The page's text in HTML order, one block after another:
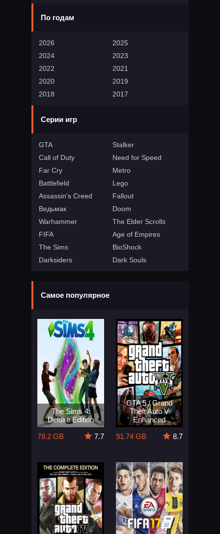
По годам
2026
2025
2024
2023
2022
2021
2020
2019
2018
2017
Серии игр
GTA
Stalker
Call of Duty
Need for Speed
Far Cry
Metro
Battlefield
Lego
Assassin's Creed
Fallout
Ведьмак
Doom
Warhammer
The Elder Scrolls
FIFA
Age of Empires
The Sims
BioShock
Darksiders
Dark Souls
Самое популярное
The Sims 4:
Deluxe Edition
78.2 GB
7.7
GTA 5 / Grand
Theft Auto V
Enhanced
91.74 GB
8.7